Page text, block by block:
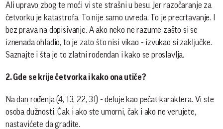
Ali upravo zbog te moći vi ste strašni u besu. Jer razočaranje za
četvorku je katastrofa. To nije samo uvreda. To je precrtavanje. I
bez prava na dopisivanje. A ako neko ne razume zašto si se
iznenada ohladio, to je zato što nisi vikao - izvukao si zaključke.
Saznajte i šta je to zlatni rođendan i kako se proslavlja.
2. Gde se krije četvorka i kako ona utiče?
Na dan rođenja (4, 13, 22, 31) - deluje kao pečat karaktera. Vi ste
osoba dužnosti. Čak i ako ste umorni, čak i ako ne verujete,
nastavićete da gradite.